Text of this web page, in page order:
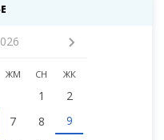
2026
СН ЖК
1
2